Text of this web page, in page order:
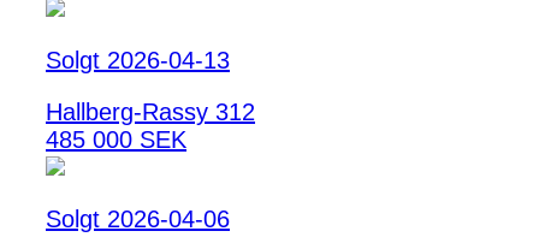
Solgt 2026-04-13
Hallberg-Rassy 312
485 000 SEK
Solgt 2026-04-06